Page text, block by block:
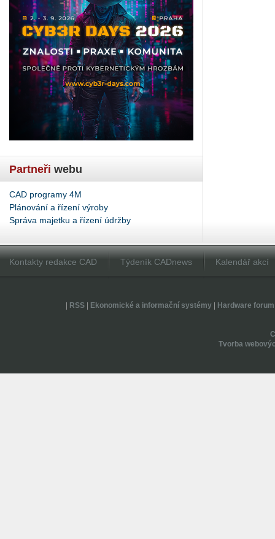
Partneři webu
CAD programy 4M
Plánování a řízení výroby
Správa majetku a řízení údržby
Kontakty redakce CAD Týdeník CADnews Kalendář akcí
RSS| Ekonomické a informační systémy| Hardware forum
Tvorba